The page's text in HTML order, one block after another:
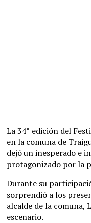
La 34° edición del
en la comuna de
dejó un inesperado e
protagonizado por la
Durante su
sorprendió a los
alcalde de la
escenario.